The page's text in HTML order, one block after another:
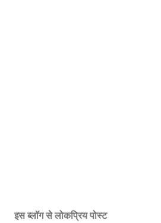
इस ब्लॉग से लोकप्रिय पोस्ट